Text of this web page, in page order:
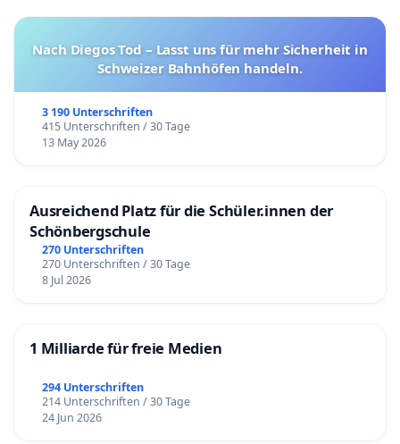
Nach Diegos Tod – Lasst uns für mehr Sicherheit in
Schweizer Bahnhöfen handeln.
3 190 Unterschriften
415 Unterschriften / 30 Tage
13 May 2026
Ausreichend Platz für die Schüler.innen der
Schönbergschule
270 Unterschriften
270 Unterschriften / 30 Tage
8 Jul 2026
1 Milliarde für freie Medien
294 Unterschriften
214 Unterschriften / 30 Tage
24 Jun 2026